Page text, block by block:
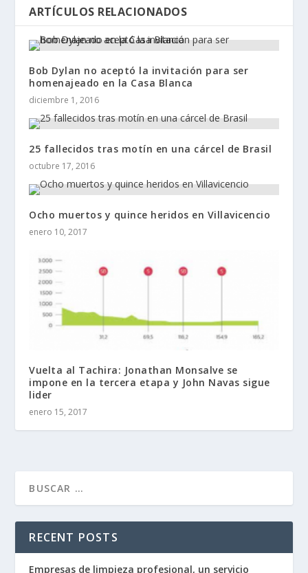
ARTÍCULOS RELACIONADOS
Bob Dylan no aceptó la invitación para ser
homenajeado en la Casa Blanca
diciembre 1, 2016
25 fallecidos tras motín en una cárcel de Brasil
octubre 17, 2016
Ocho muertos y quince heridos en Villavicencio
enero 10, 2017
Vuelta al Tachira: Jonathan Monsalve se
impone en la tercera etapa y John Navas sigue
lider
enero 15, 2017
RECENT POSTS
Empresas de limpieza profesional, un servicio